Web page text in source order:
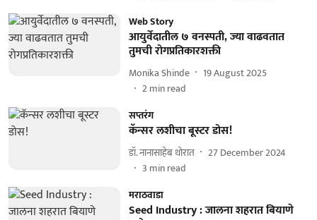
Web Story
आयुर्वेदातील ७ वनस्पती, ज्या वाढवतात
तुमची रोगप्रतिकारशक्ती
Monika Shinde
19 August 2025
2min read
सप्तरंग
कॅन्सर लशीचा बूस्टर डोस!
डॉ. नानासाहेब थोरात
27 December 2024
3 min read
मराठवाडा
Seed Industry : जालना शहरात बियाणे